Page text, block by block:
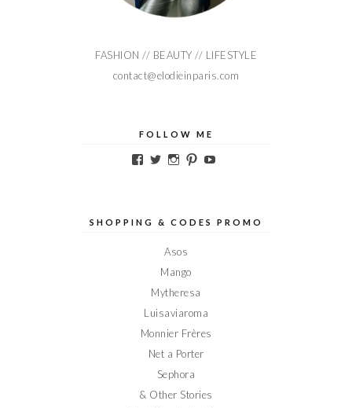
FASHION // BEAUTY // LIFESTYLE
contact@elodieinparis.com
FOLLOW ME
Voir
sur
Voir
sur
Voir
sur
Voir
sur sur
SHOPPING & CODES PROMO
Asos
Mango
Mytheresa
Luisaviaroma
Monnier Frères
Net a Porter
Sephora
& Other Stories